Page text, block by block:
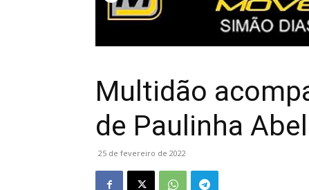
Multidão
de Paulinha
25 de fevereiro de 2022